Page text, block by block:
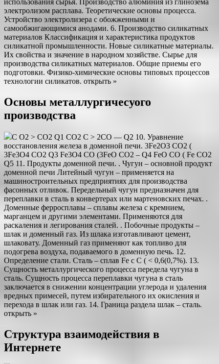
электролизом расплава. Теоретические основы процесса.
Устройство электролизера с обожженными и
самообжигающимися анодами. 6. Производство силикатных
материалов Классификация и характеристика продуктов
силикатной промышленности. Новые силикатные материалы.
Их свойства и значение в народном хозяйстве. Сырье для
производства силикатных материалов. Общие приемы его
подготовки. Физико-химические основы типовых процессов
технологии силикатов. открыть »
Основы металлургичесуого
производства
C O2 > CO2 Q1 CO2 C > 2CO — Q2 10. Уравнение
восстановления железа в доменной печи. 3Fe2O3 CO2 (
3Fe3O4 CO2 Q3 Fe3O4 CO (3FeO CO2 – Q4 FeO CO ( Fe CO2
Q5 11. Продукты доменной печи. . Чугун – основной продукт
доменной печи Литейный чугун – применяется на
машиностроительных предприятиях для производства
фасонных отливок. Передельный чугун предназначен для
переплавки в сталь в конвертерах или мартеновских печах. .
Доменные ферросплавы – сплавы железа с кремнием,
марганцем и другими элементами. Применяются для
раскаления и легирования сталей. . Побочные продукты –
шлак и доменный газ. Из шлака изготавливают цемент,
шлаковату. Доменный газ применяют как топливо для
подогрева воздуха, подаваемого в доменную печь. 12.
Определение стали. Сталь – сплав Fe с C ( < 0,6(0,7%). 13.
Сущность металлургического процесса передела чугуна в
сталь. Сущность процесса переплавки чугуна в сталь
заключается в снижении концентрации углерода и удаления
вредных примесей, путем избирательного их окисления и
перехода в шлак или газ. 14. Граница раздела шлак – сталь.
открыть »
Структура взаимодействия в
Интернете